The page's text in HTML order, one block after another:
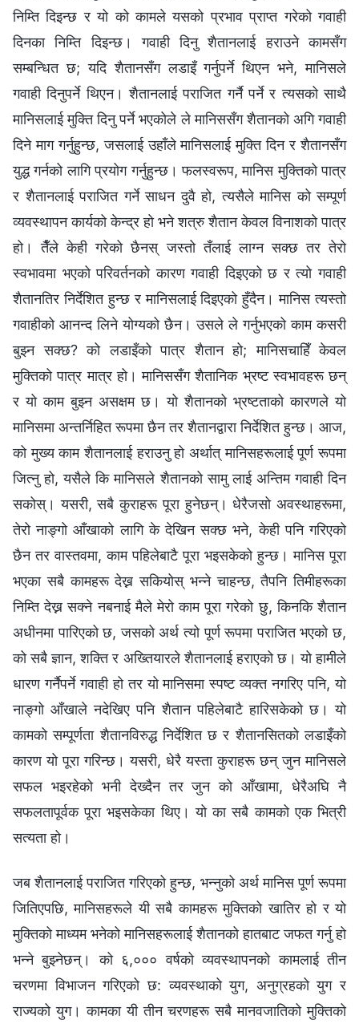
निम्ति दिइन्छ र यो को कामले यसको प्रभाव प्राप्त गरेको गवाही
दिनका निम्ति दिइन्छ। गवाही दिनु शैतानलाई हराउने कामसँग
सम्बन्धित छ; यदि शैतानसँग लडाइँ गर्नुपर्ने थिएन भने, मानिसले
गवाही दिनुपर्ने थिएन। शैतानलाई पराजित गर्नै पर्ने र त्यसको साथै
मानिसलाई मुक्ति दिनु पर्ने भएकोले ले मानिससँग शैतानको अगि गवाही
दिने माग गर्नुहुन्छ, जसलाई उहाँले मानिसलाई मुक्ति दिन र शैतानसँग
युद्ध गर्नको लागि प्रयोग गर्नुहुन्छ। फलस्वरूप, मानिस मुक्तिको पात्र
र शैतानलाई पराजित गर्ने साधन दुवै हो, त्यसैले मानिस को सम्पूर्ण
व्यवस्थापन कार्यको केन्द्र हो भने शत्रु शैतान केवल विनाशको पात्र
हो। तैँले केही गरेको छैनस् जस्तो तँलाई लाग्न सक्छ तर तेरो
स्वभावमा भएको परिवर्तनको कारण गवाही दिइएको छ र त्यो गवाही
शैतानतिर निर्देशित हुन्छ र मानिसलाई दिइएको हुँदैन। मानिस त्यस्तो
गवाहीको आनन्द लिने योग्यको छैन। उसले ले गर्नुभएको काम कसरी
बुझ्न सक्छ? को लडाइँको पात्र शैतान हो; मानिसचाहिँ केवल
मुक्तिको पात्र मात्र हो। मानिससँग शैतानिक भ्रष्ट स्वभावहरू छन्
र यो काम बुझ्न असक्षम छ। यो शैतानको भ्रष्टताको कारणले यो
मानिसमा अन्तर्निहित रूपमा छैन तर शैतानद्वारा निर्देशित हुन्छ। आज,
को मुख्य काम शैतानलाई हराउनु हो अर्थात् मानिसहरूलाई पूर्ण रूपमा
जित्नु हो, यसैले कि मानिसले शैतानको सामु लाई अन्तिम गवाही दिन
सकोस्। यसरी, सबै कुराहरू पूरा हुनेछन्। धेरैजसो अवस्थाहरूमा,
तेरो नाङ्गो आँखाको लागि के देखिन सक्छ भने, केही पनि गरिएको
छैन तर वास्तवमा, काम पहिलेबाटै पूरा भइसकेको हुन्छ। मानिस पूरा
भएका सबै कामहरू देख्न सकियोस् भन्ने चाहन्छ, तैपनि तिमीहरूका
निम्ति देख्न सक्ने नबनाई मैले मेरो काम पूरा गरेको छु, किनकि शैतान
अधीनमा पारिएको छ, जसको अर्थ त्यो पूर्ण रूपमा पराजित भएको छ,
को सबै ज्ञान, शक्ति र अख्तियारले शैतानलाई हराएको छ। यो हामीले
धारण गर्नैपर्ने गवाही हो तर यो मानिसमा स्पष्ट व्यक्त नगरिए पनि, यो
नाङ्गो आँखाले नदेखिए पनि शैतान पहिलेबाटै हारिसकेको छ। यो
कामको सम्पूर्णता शैतानविरुद्ध निर्देशित छ र शैतानसितको लडाइँको
कारण यो पूरा गरिन्छ। यसरी, धेरै यस्ता कुराहरू छन् जुन मानिसले
सफल भइरहेको भनी देख्दैन तर जुन को आँखामा, धेरैअघि नै
सफलतापूर्वक पूरा भइसकेका थिए। यो का सबै कामको एक भित्री
सत्यता हो।
जब शैतानलाई पराजित गरिएको हुन्छ, भन्नुको अर्थ मानिस पूर्ण रूपमा
जितिएपछि, मानिसहरूले यी सबै कामहरू मुक्तिको खातिर हो र यो
मुक्तिको माध्यम भनेको मानिसहरूलाई शैतानको हातबाट जफत गर्नु हो
भन्ने बुझ्नेछन्। को ६,००० वर्षको व्यवस्थापनको कामलाई तीन
चरणमा विभाजन गरिएको छ: व्यवस्थाको युग, अनुग्रहको युग र
राज्यको युग। कामका यी तीन चरणहरू सबै मानवजातिको मुक्तिको